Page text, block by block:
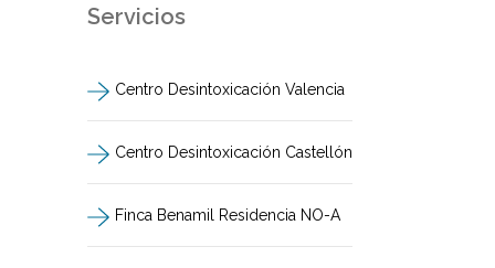
Servicios
Centro Desintoxicación Valencia
Centro Desintoxicación Castellón
Finca Benamil Residencia NO-A